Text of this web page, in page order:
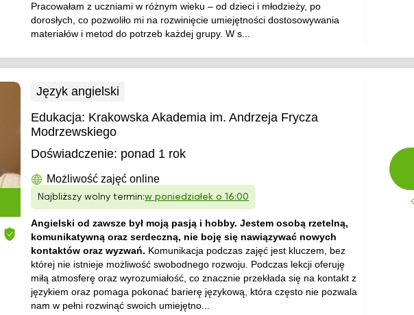
Pracowałam z uczniami w różnym wieku – od dzieci i młodzieży, po
dorosłych, co pozwoliło mi na rozwinięcie umiejętności dostosowywania
materiałów i metod do potrzeb każdej grupy. W s...
Język angielski
Edukacja: Krakowska Akademia im. Andrzeja Frycza
Modrzewskiego
Doświadczenie: ponad 1 rok
Możliwość zajęć online
Najbliższy wolny termin:w poniedziałek o 16:00
Angielski od zawsze był moją pasją i hobby. Jestem osobą rzetelną,
komunikatywną oraz serdeczną, nie boję się nawiązywać nowych
kontaktów oraz wyzwań. Komunikacja podczas zajęć jest kluczem, bez
której nie istnieje możliwość swobodnego rozwoju. Podczas lekcji oferuję
miłą atmosferę oraz wyrozumiałość, co znacznie przekłada się na kontakt z
językiem oraz pomaga pokonać barierę językową, która często nie pozwala
nam w pełni rozwinąć swoich umiejętno...